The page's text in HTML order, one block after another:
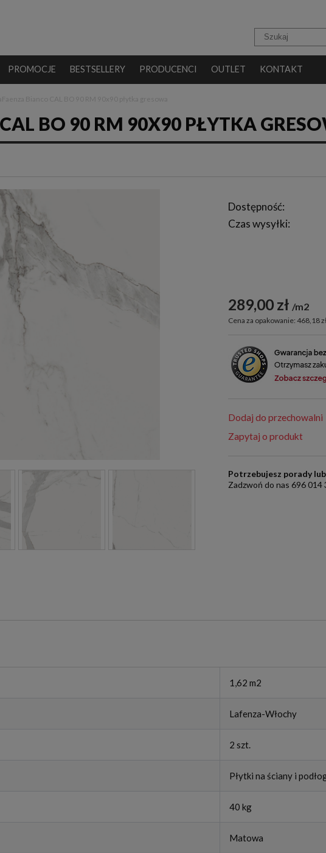
PROMOCJE BESTSELLERY PRODUCENCI OUTLET KONTAKT
BO 90 RM 90X90 PŁYTKA
Dostępność:
Czas wysyłki:
289,00 zł m2
Cena za opakowanie: 468,18
Dodaj do przechowalni
Zapytaj o produkt
Potrzebujesz porady
Zadzwoń do nas 696 014
1,62 m2
Lafenza-Włochy
2 szt.
Płytki na ściany i
40 kg
Matowa